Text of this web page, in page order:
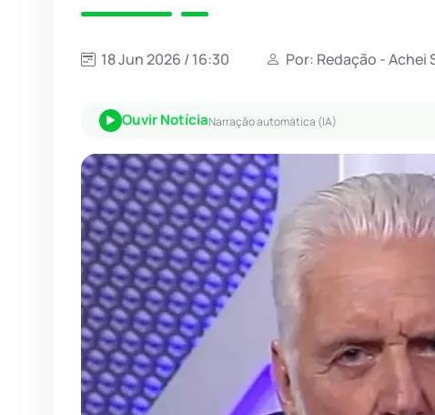
18 Jun 2026 / 16:30 Por: Redação - Achei
Ouvir NotíciaNarração automática (IA)